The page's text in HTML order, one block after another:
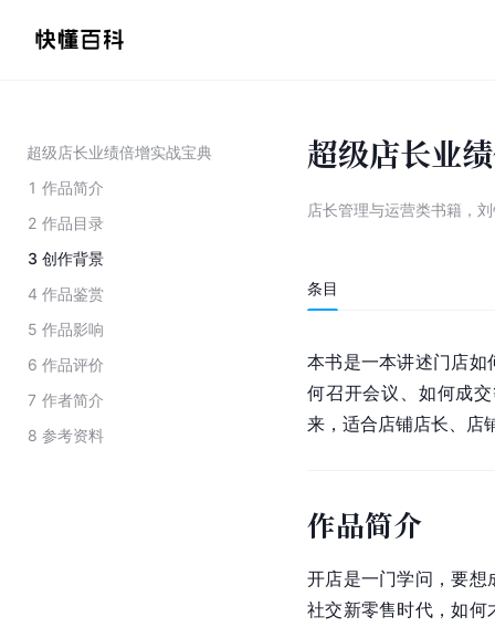
超级店长业绩倍增实战宝典
1 作品简介
2 作品目录
3 创作背景
4 作品鉴赏
5 作品影响
6 作品评价
7 作者简介
8 参考资料
超级店长业
店长管理与运营类书籍，
条目
本书是一本讲述门店如
何召开会议、如何成
来，适合店铺店长、店
作品简介
开店是一门学问，要想
社交新零售时代，如何